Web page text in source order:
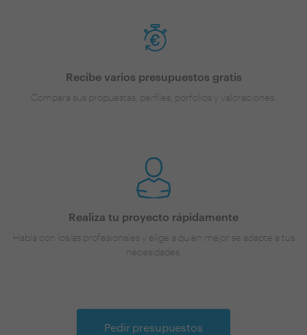
Recibe varios presupuestos gratis
Compara sus propuestas, perfiles, porfolios y valoraciones.
Realiza tu proyecto rápidamente
Habla con los/as profesionales y elige a quien mejor se adapte a tus
necesidades.
Pedir presupuestos